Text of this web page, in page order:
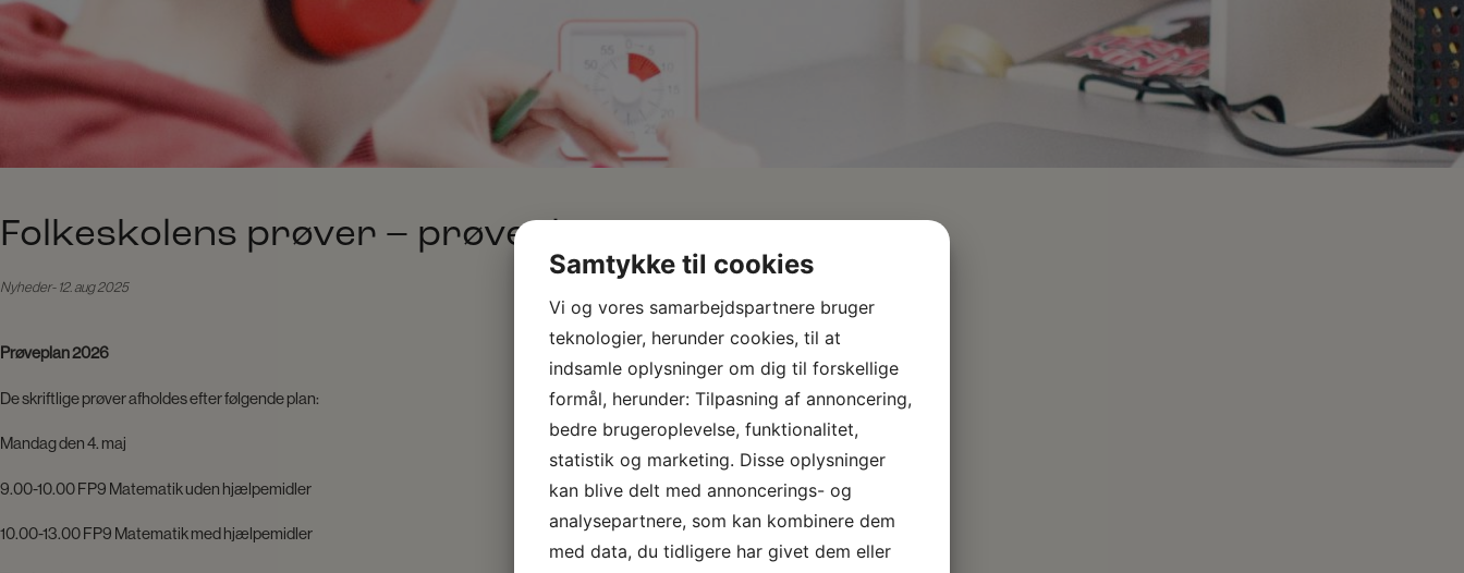
Folkeskolens prøver – prøveplan 2026
Nyheder 12. aug 2025
Prøveplan 2026
De skriftlige prøver afholdes efter følgende plan:
Mandag den 4. maj
9.00-10.00 FP9 Matematik uden hjælpemidler
10.00-13.00 FP9 Matematik med hjælpemidler
Samtykke til cookies
Vi og vores samarbejdspartnere bruger
teknologier, herunder cookies, til at
indsamle oplysninger om dig til forskellige
formål, herunder: Tilpasning af annoncering,
bedre brugeroplevelse, funktionalitet,
statistik og marketing. Disse oplysninger
kan blive delt med annoncerings- og
analysepartnere, som kan kombinere dem
med data, du tidligere har givet dem eller